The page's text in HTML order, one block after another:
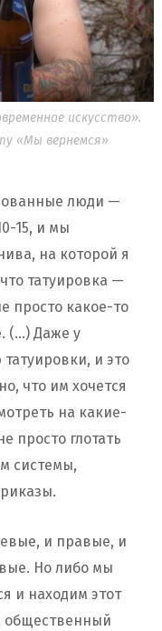
искусство».
«Мы вернемся»
люди —
15, и мы
на которой я
татуировка —
просто какое-то
(…) Даже у
и это
что им хочется
на какие-
просто глотать
системы,
и правые, и
Но либо мы
и находим этот
общественный